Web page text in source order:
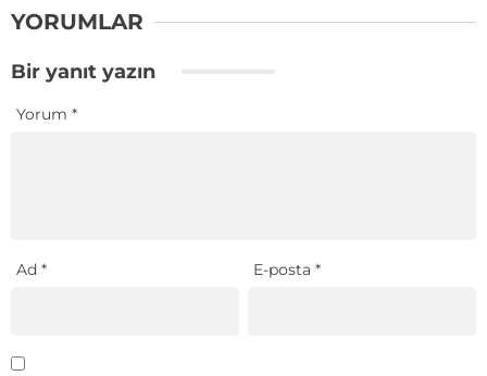
YORUMLAR
Bir yanıt yazın
Yorum *
Ad * E-posta*